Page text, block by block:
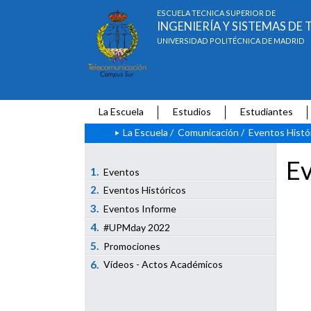
ESCUELA TÉCNICA SUPERIOR DE
INGENIERÍA Y SISTEMAS
UNIVERSIDAD POLITÉCNICA DE MADRID
La Escuela Estudios
Estudiantes
La Escuela / Comunicación / Eventos
1. Eventos
2. Eventos Históricos
3. Eventos Informe
4. #UPMday 2022
5. Promociones
6. Vídeos - Actos Académicos